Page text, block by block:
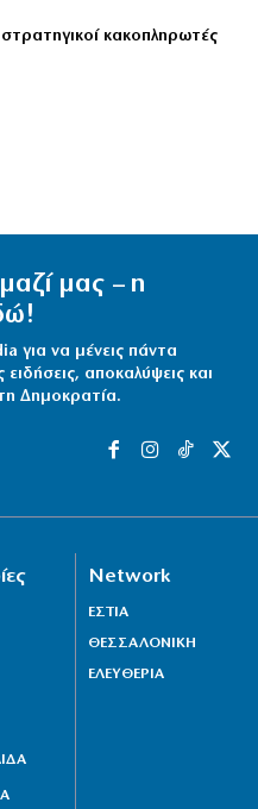
στρατηγικοί κακοπληρωτές
μας – η
για να μένεις πάντα
αποκαλύψεις και
Δημοκρατία.
Network
ΕΣΤΙΑ
ΘΕΣΣΑΛΟΝΙΚΗ
ΕΛΕΥΘΕΡΙΑ